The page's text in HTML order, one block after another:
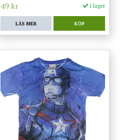
49 kr I lager
LÄS MER KÖP